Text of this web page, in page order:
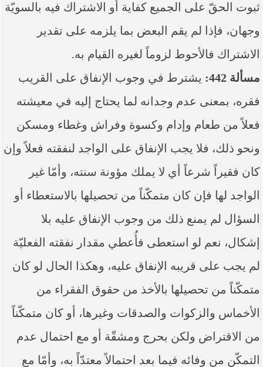
ثبوت الحقّ على الجميع كفاية أو الاشتراك فيه بالسويّة
وجهان، فإذا لم يقم البعض بما يلزمه على تقدير
الاشتراك فالأحوط لزوماً لغيره القيام به.
مسألة 442:
يشترط في وجوب الإنفاق على القريب
فقره، بمعنى عدم وجدانه لما يحتاج إليه في معيشته
فعلاً من طعام وإدام وكسوة وفراش وغطاء ومسكن
ونحو ذلك، فلا يجب الإنفاق على الواجد لنفقته فعلاً وإن
كان فقيراً شرعاً أي لا يملك مؤونة سنته، وأمّا غير
الواجد لها فإن كان متمكّناً من تحصيلها بالاستعطاء أو
السؤال لم يمنع ذلك من وجوب الإنفاق عليه بلا
إشكال، نعم لو استعطى فأُعطي مقدار نفقته الفعليّة
لم يجب على قريبه الإنفاق عليه، وهكذا الحال لو كان
متمكّناً من تحصيلها بالأخذ من حقوق الفقراء من
الأخماس والزكوات والصدقات وغيرها، أو كان متمكّناً
من الاقتراض ولكن بحرج ومشقّة أو مع احتمال عدم
التمكّن من وفائه فيما بعد احتمالاً معتدّاً به، وأمّا مع